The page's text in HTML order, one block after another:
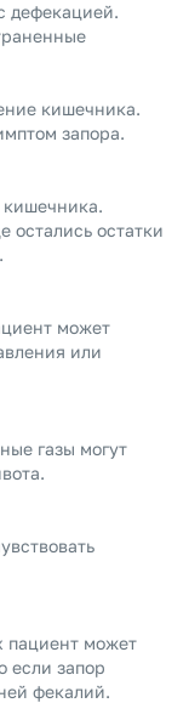
дефекацией.
кишечника.
запора.
остались остатки
может
или
газы могут
пациент может
если запор
фекалий.